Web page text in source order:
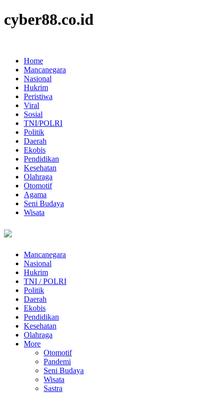
cyber88.co.id
Home
Mancanegara
Nasional
Hukrim
Peristiwa
Viral
Sosial
TNI/POLRI
Politik
Daerah
Ekobis
Pendidikan
Kesehatan
Olahraga
Otomotif
Agama
Seni Budaya
Wisata
Mancanegara
Nasional
Hukrim
TNI / POLRI
Politik
Daerah
Ekobis
Pendidikan
Kesehatan
Olahraga
More
Otomotif
Pandemi
Seni Budaya
Wisata
Sastra